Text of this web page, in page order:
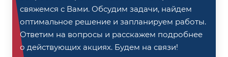
свяжемся с Вами. Обсудим задачи, найдем
оптимальное решение и запланируем работы.
Ответим на вопросы и расскажем подробнее
о действующих акциях. Будем на связи!